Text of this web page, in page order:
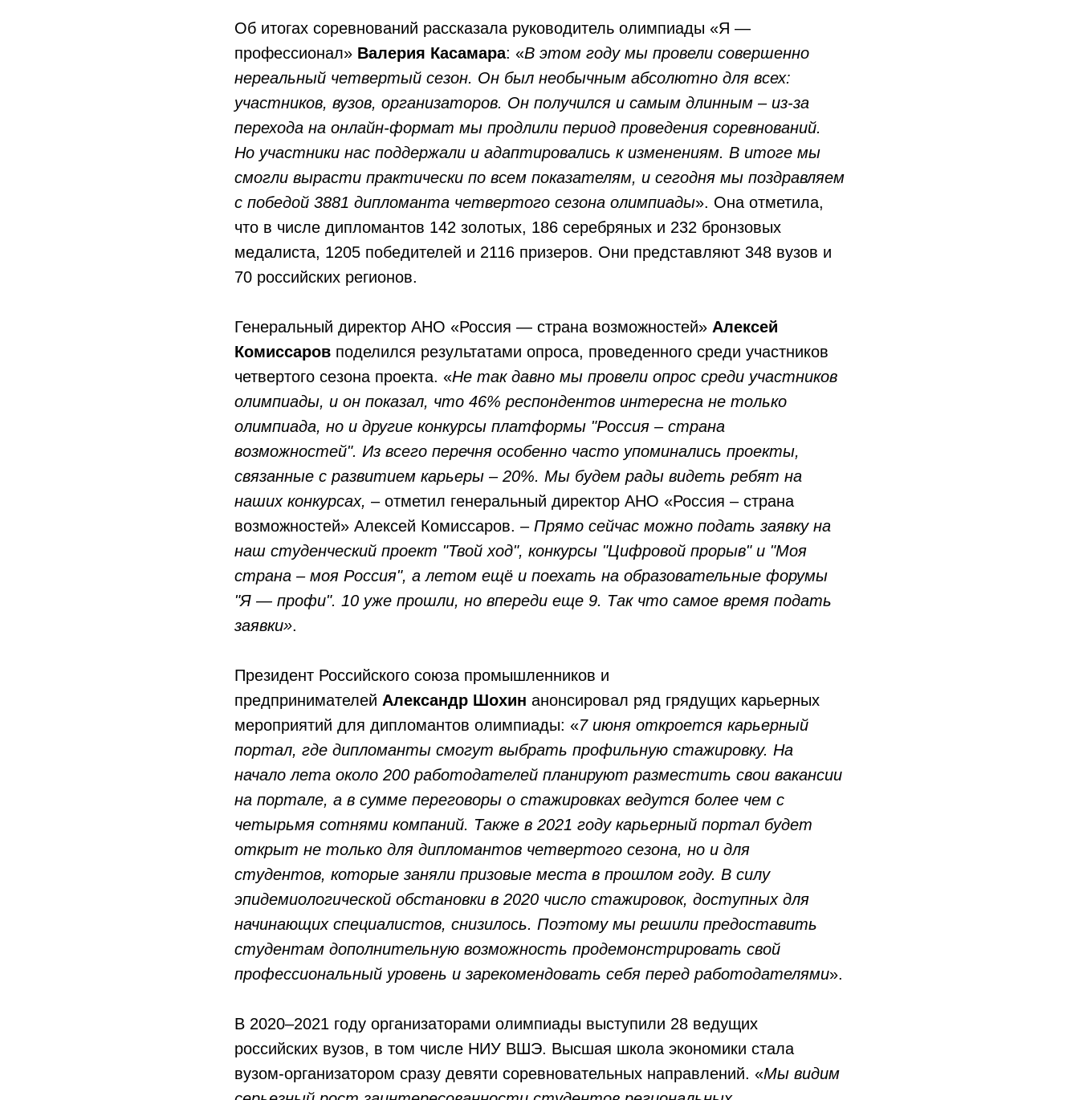
Об итогах соревнований рассказала руководитель олимпиады «Я —
профессионал» Валерия Касамара: «В этом году мы провели совершенно
нереальный четвертый сезон. Он был необычным абсолютно для всех:
участников, вузов, организаторов. Он получился и самым длинным – из-за
перехода на онлайн-формат мы продлили период проведения соревнований.
Но участники нас поддержали и адаптировались к изменениям. В итоге мы
смогли вырасти практически по всем показателям, и сегодня мы поздравляем
с победой 3881 дипломанта четвертого сезона олимпиады». Она отметила,
что в числе дипломантов 142 золотых, 186 серебряных и 232 бронзовых
медалиста, 1205 победителей и 2116 призеров. Они представляют 348 вузов и
70 российских регионов.
Генеральный директор АНО «Россия — страна возможностей» Алексей
Комиссаров поделился результатами опроса, проведенного среди участников
четвертого сезона проекта. «Не так давно мы провели опрос среди участников
олимпиады, и он показал, что 46% респондентов интересна не только
олимпиада, но и другие конкурсы платформы "Россия – страна
возможностей". Из всего перечня особенно часто упоминались проекты,
связанные с развитием карьеры – 20%. Мы будем рады видеть ребят на
наших конкурсах, – отметил генеральный директор АНО «Россия – страна
возможностей» Алексей Комиссаров. – Прямо сейчас можно подать заявку на
наш студенческий проект "Твой ход", конкурсы "Цифровой прорыв" и "Моя
страна – моя Россия", а летом ещё и поехать на образовательные форумы
"Я — профи". 10 уже прошли, но впереди еще 9. Так что самое время подать
заявки».
Президент Российского союза промышленников и
предпринимателей Александр Шохин анонсировал ряд грядущих карьерных
мероприятий для дипломантов олимпиады: «7 июня откроется карьерный
портал, где дипломанты смогут выбрать профильную стажировку. На
начало лета около 200 работодателей планируют разместить свои вакансии
на портале, а в сумме переговоры о стажировках ведутся более чем с
четырьмя сотнями компаний. Также в 2021 году карьерный портал будет
открыт не только для дипломантов четвертого сезона, но и для
студентов, которые заняли призовые места в прошлом году. В силу
эпидемиологической обстановки в 2020 число стажировок, доступных для
начинающих специалистов, снизилось. Поэтому мы решили предоставить
студентам дополнительную возможность продемонстрировать свой
профессиональный уровень и зарекомендовать себя перед работодателями».
В 2020–2021 году организаторами олимпиады выступили 28 ведущих
российских вузов, в том числе НИУ ВШЭ. Высшая школа экономики стала
вузом-организатором сразу девяти соревновательных направлений. «Мы видим